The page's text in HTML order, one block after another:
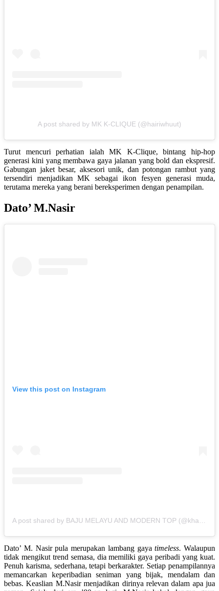
A post shared by MK K-CLIQUE (@hairiwhuut)
Turut mencuri perhatian ialah MK K-Clique, bintang hip-hop
generasi kini yang membawa gaya jalanan yang bold dan ekspresif.
Gabungan jaket besar, aksesori unik, dan potongan rambut yang
tersendiri menjadikan MK sebagai ikon fesyen generasi muda,
terutama mereka yang berani bereksperimen dengan penampilan.
Dato’ M.Nasir
View this post on Instagram
Dato’ M. Nasir pula merupakan lambang gayatimeless. Walaupun
tidak mengikut trend semasa, dia memiliki gaya peribadi yang kuat.
Penuh karisma, sederhana, tetapi berkarakter. Setiap penampilannya
memancarkan keperibadian seniman yang bijak, mendalam dan
bebas. Keaslian M.Nasir menjadikan dirinya relevan dalam apa jua